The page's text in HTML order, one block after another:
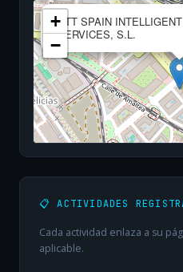
NTT SPAIN
SERVICES, S.L.
+
−
📋 ACTIVIDADES
Cada actividad enlaza a su
aplicable.